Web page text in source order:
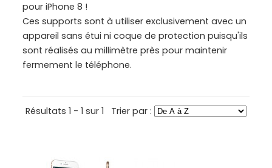
pour iPhone 8 !
Ces supports sont à utiliser exclusivement avec un
appareil sans étui ni coque de protection puisqu'ils
sont réalisés au millimètre près pour maintenir
fermement le téléphone.
Résultats 1 - 1 sur 1 Trier par :